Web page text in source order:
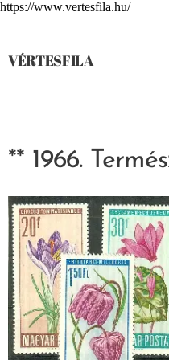
https://www.vertesfila.hu/
VÉRTESFILA
** 1966.